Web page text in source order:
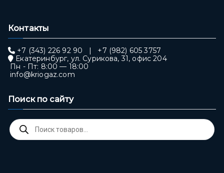
Контакты
+7 (343) 226 92 90
+7 (982) 605 3757
Екатеринбург, ул. Сурикова, 31, офис 204
Пн - Пт: 8:00 — 18:00
info@kriogaz.com
Поиск по сайту
Поиск
товаров